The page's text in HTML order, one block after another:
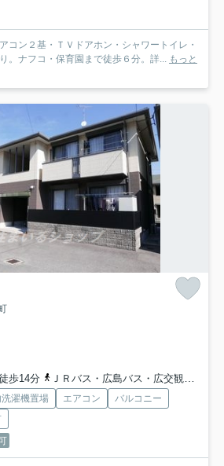
コン２基・ＴＶドアホン・シャワートイレ・
。ナフコ・保育園まで徒歩６分。詳...
もっと
歩14分
ＪＲバス・広島バス・広交観光「安芸庄原バス停」バス停下車 徒歩6分
濯機置場 エアコン
バルコニー